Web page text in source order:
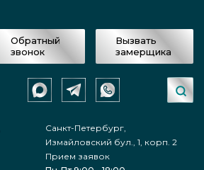
Обратный
звонок
Вызвать
замерщика
Санкт-Петербург,
Измайловский бул., 1, корп. 2
Прием заявок